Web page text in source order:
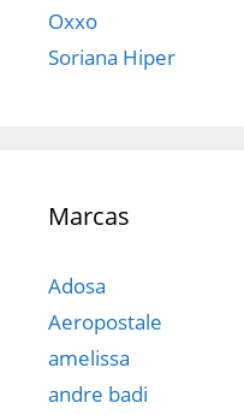
Oxxo
Soriana Hiper
Marcas
Adosa
Aeropostale
amelissa
andre badi